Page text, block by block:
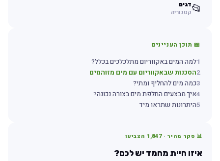
📂דגים
קטגוריה
📖 תוכן העניינים
למה המים באקווריום מתלכלכים בכלל?
2הסכנות שבאקווריום עם מים מזוהמים
כמה מים להחליף ומתי?
איך מבצעים החלפת מים בצורה נכונה?
היתרונות שתראו מיד
📊 סקר מהיר · 1,847הצביעו
איזו חיית מחמד יש לכם?